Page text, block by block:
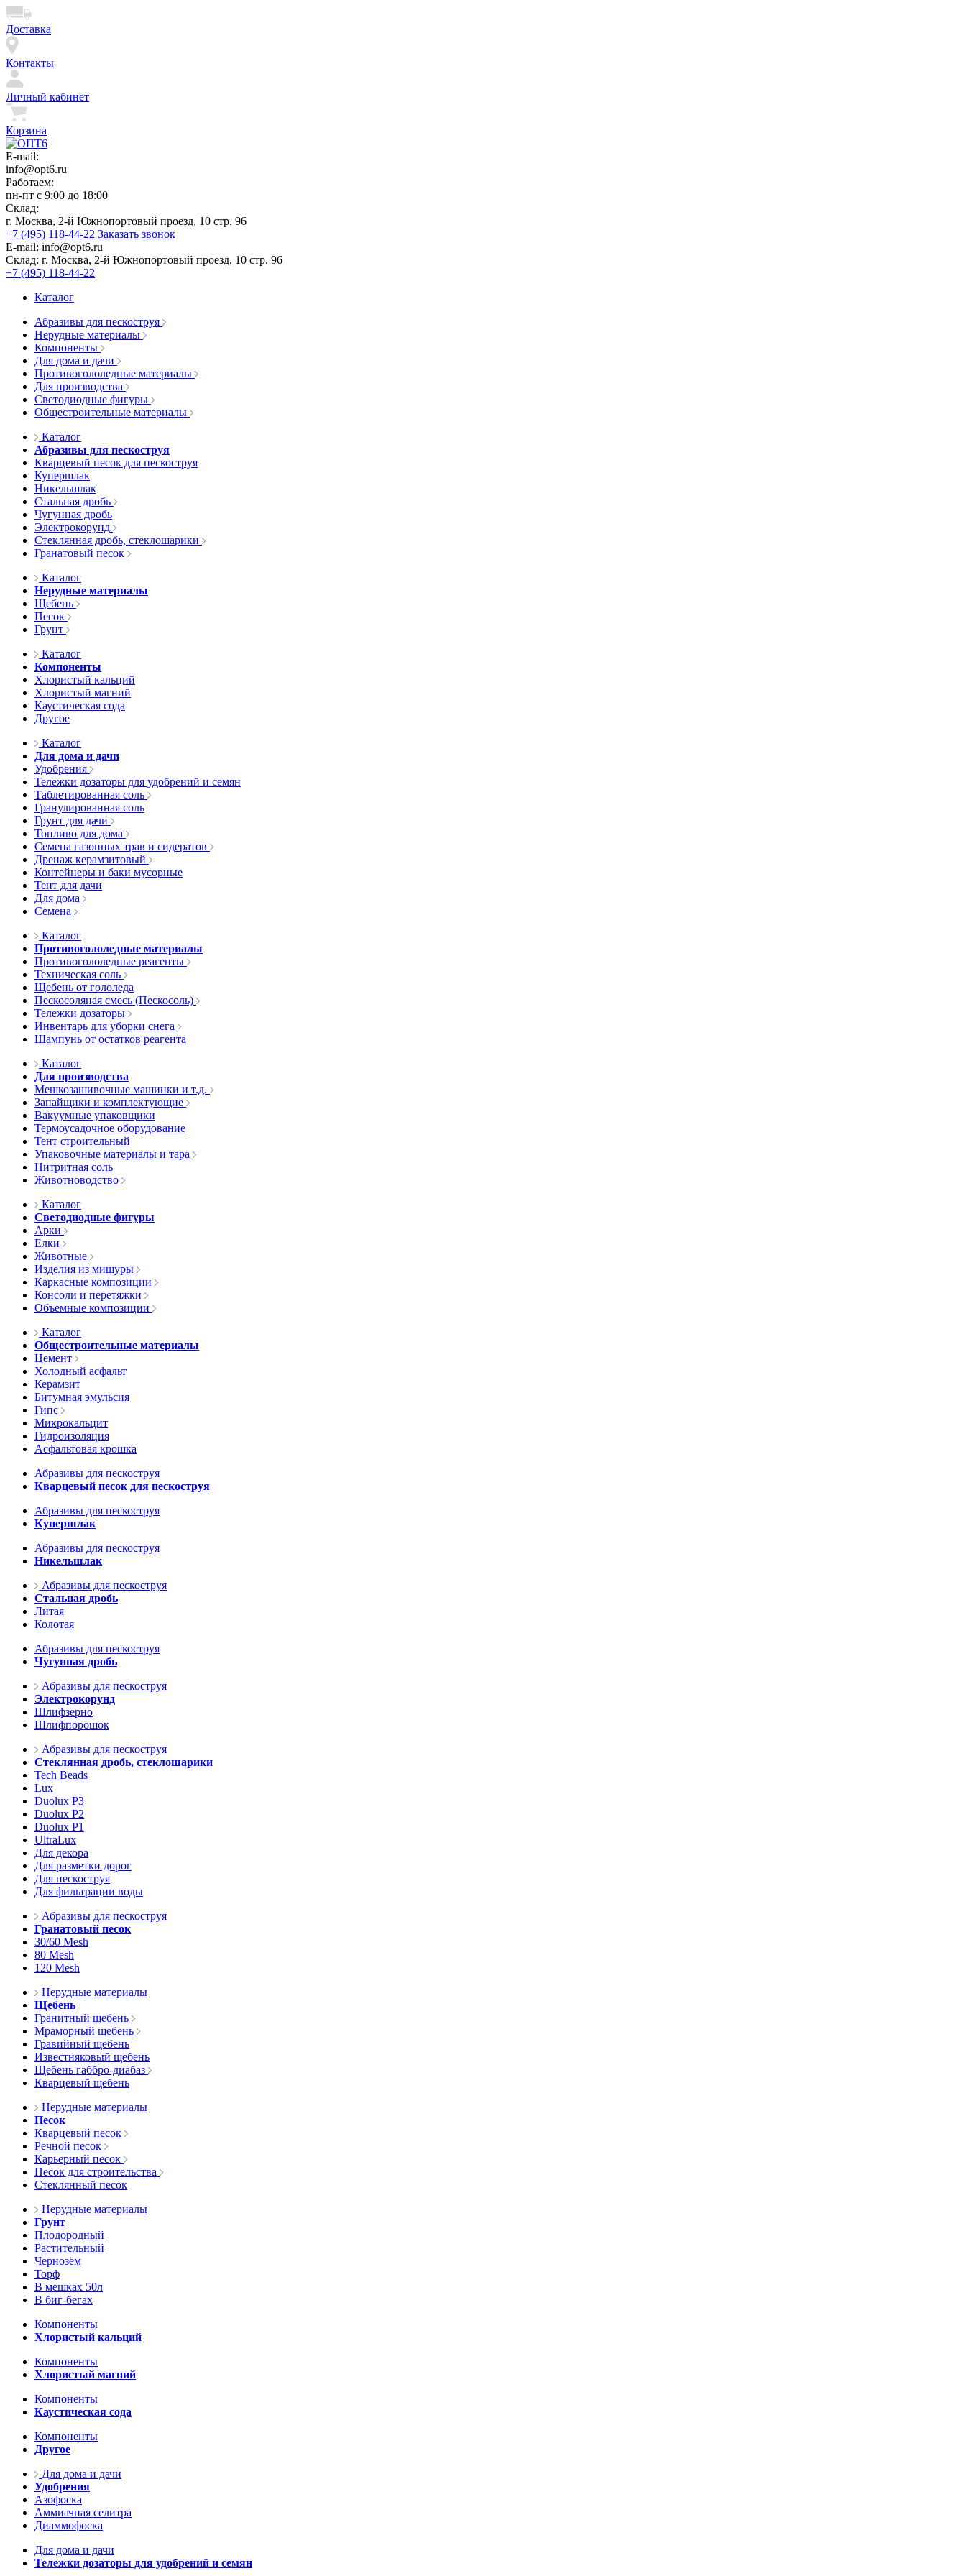
Доставка
Контакты
Личный кабинет
Корзина
E-mail:
info@opt6.ru
Работаем:
пн-пт с 9:00 до 18:00
Склад:
г. Москва, 2-й Южнопортовый проезд, 10 стр. 96
+7 (495) 118-44-22 Заказать звонок
E-mail: info@opt6.ru
Склад: г. Москва, 2-й Южнопортовый проезд, 10 стр. 96
+7 (495) 118-44-22
Каталог
Абразивы для пескоструя
Нерудные материалы
Компоненты
Для дома и дачи
Противогололедные материалы
Для производства
Светодиодные фигуры
Общестроительные материалы
Каталог
Абразивы для пескоструя
Кварцевый песок для пескоструя
Купершлак
Никельшлак
Стальная дробь
Чугунная дробь
Электрокорунд
Стеклянная дробь, стеклошарики
Гранатовый песок
Каталог
Нерудные материалы
Щебень
Песок
Грунт
Каталог
Компоненты
Хлористый кальций
Хлористый магний
Каустическая сода
Другое
Каталог
Для дома и дачи
Удобрения
Тележки дозаторы для удобрений и семян
Таблетированная соль
Гранулированная соль
Грунт для дачи
Топливо для дома
Семена газонных трав и сидератов
Дренаж керамзитовый
Контейнеры и баки мусорные
Тент для дачи
Для дома
Семена
Каталог
Противогололедные материалы
Противогололедные реагенты
Техническая соль
Щебень от гололеда
Пескосоляная смесь (Пескосоль)
Тележки дозаторы
Инвентарь для уборки снега
Шампунь от остатков реагента
Каталог
Для производства
Мешкозашивочные машинки и т.д.
Запайщики и комплектующие
Вакуумные упаковщики
Термоусадочное оборудование
Тент строительный
Упаковочные материалы и тара
Нитритная соль
Животноводство
Каталог
Светодиодные фигуры
Арки
Елки
Животные
Изделия из мишуры
Каркасные композиции
Консоли и перетяжки
Объемные композиции
Каталог
Общестроительные материалы
Цемент
Холодный асфальт
Керамзит
Битумная эмульсия
Гипс
Микрокальцит
Гидроизоляция
Асфальтовая крошка
Абразивы для пескоструя
Кварцевый песок для пескоструя
Абразивы для пескоструя
Купершлак
Абразивы для пескоструя
Никельшлак
Абразивы для пескоструя
Стальная дробь
Литая
Колотая
Абразивы для пескоструя
Чугунная дробь
Абразивы для пескоструя
Электрокорунд
Шлифзерно
Шлифпорошок
Абразивы для пескоструя
Стеклянная дробь, стеклошарики
Tech Beads
Lux
Duolux P3
Duolux P2
Duolux P1
UltraLux
Для декора
Для разметки дорог
Для пескоструя
Для фильтрации воды
Абразивы для пескоструя
Гранатовый песок
30/60 Mesh
80 Mesh
120 Mesh
Нерудные материалы
Щебень
Гранитный щебень
Мраморный щебень
Гравийный щебень
Известняковый щебень
Щебень габбро-диабаз
Кварцевый щебень
Нерудные материалы
Песок
Кварцевый песок
Речной песок
Карьерный песок
Песок для строительства
Стеклянный песок
Нерудные материалы
Грунт
Плодородный
Растительный
Чернозём
Торф
В мешках 50л
В биг-бегах
Компоненты
Хлористый кальций
Компоненты
Хлористый магний
Компоненты
Каустическая сода
Компоненты
Другое
Для дома и дачи
Удобрения
Азофоска
Аммиачная селитра
Диаммофоска
Для дома и дачи
Тележки дозаторы для удобрений и семян